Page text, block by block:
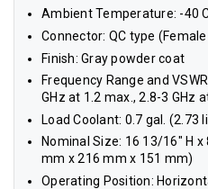
Ambient Temperature: -40
Connector: QC type
Finish: Gray powder coat
Frequency Range and
GHz at 1.2 max., 2.8-3 GHz
Load Coolant: 0.7 gal. (2.73
Nominal Size: 16 13/16" H
mm x 216 mm x 151 mm)
Operating Position: